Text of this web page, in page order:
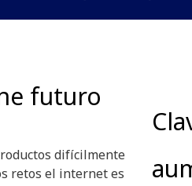
futuro
difícilmente
retos el internet es